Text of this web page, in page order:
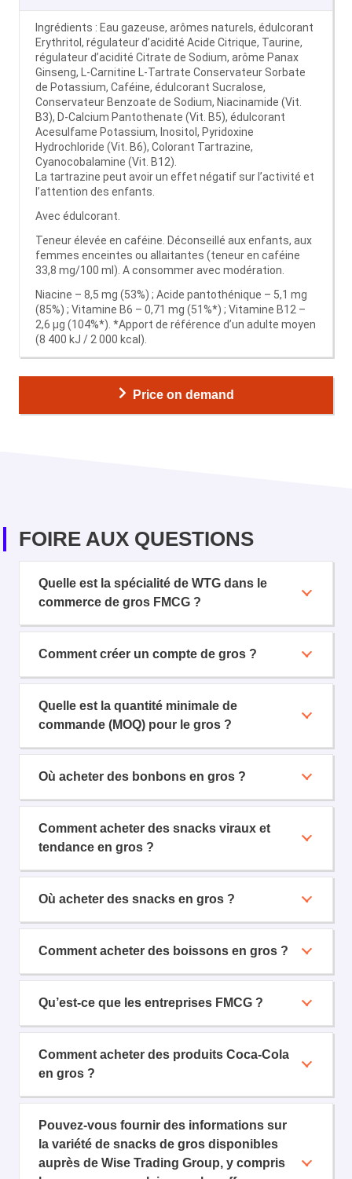
Ingrédients : Eau gazeuse, arômes naturels, édulcorant
Erythritol, régulateur d’acidité Acide Citrique, Taurine,
régulateur d’acidité Citrate de Sodium, arôme Panax
Ginseng, L-Carnitine L-Tartrate Conservateur Sorbate
de Potassium, Caféine, édulcorant Sucralose,
Conservateur Benzoate de Sodium, Niacinamide (Vit.
B3), D-Calcium Pantothenate (Vit. B5), édulcorant
Acesulfame Potassium, Inositol, Pyridoxine
Hydrochloride (Vit. B6), Colorant Tartrazine,
Cyanocobalamine (Vit. B12).
La tartrazine peut avoir un effet négatif sur l’activité et
l’attention des enfants.
Avec édulcorant.
Teneur élevée en caféine. Déconseillé aux enfants, aux
femmes enceintes ou allaitantes (teneur en caféine
33,8 mg/100 ml). A consommer avec modération.
Niacine – 8,5 mg (53%) ; Acide pantothénique – 5,1 mg
(85%) ; Vitamine B6 – 0,71 mg (51%*) ; Vitamine B12 –
2,6 µg (104%*). *Apport de référence d’un adulte moyen
(8 400 kJ / 2 000 kcal).
Price on demand
FOIRE AUX QUESTIONS
Quelle est la spécialité de WTG dans le
commerce de gros FMCG ?
Comment créer un compte de gros ?
Quelle est la quantité minimale de
commande (MOQ) pour le gros ?
Où acheter des bonbons en gros ?
Comment acheter des snacks viraux et
tendance en gros ?
Où acheter des snacks en gros ?
Comment acheter des boissons en gros ?
Qu’est-ce que les entreprises FMCG ?
Comment acheter des produits Coca-Cola
en gros ?
Pouvez-vous fournir des informations sur
la variété de snacks de gros disponibles
auprès de Wise Trading Group, y compris